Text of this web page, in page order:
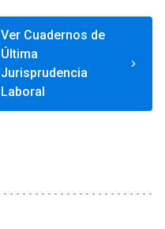
Ver Cuadernos de
Última
Jurisprudencia
Laboral
keyboard_arrow_right